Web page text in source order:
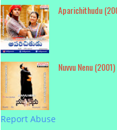
Aparichithudu
Nuvvu Nenu (2001)
Report Abuse